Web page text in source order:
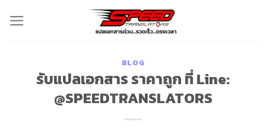
BLOG
รับแปลเอกสาร ราคาถูก ที่ Line:
@SPEEDTRANSLATORS